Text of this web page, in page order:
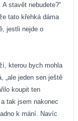
stavět nebudete?“
tato křehká dáma
jestli nejde o
kterou bych mohla
„ale jeden sen ještě
koupit ten
tak jsem nakonec
k mání. Navíc